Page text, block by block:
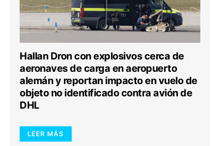
Hallan Dron con explosivos cerca de
aeronaves de carga en aeropuerto
alemán y reportan impacto en vuelo de
objeto no identificado contra avión de
DHL
LEER MÁS